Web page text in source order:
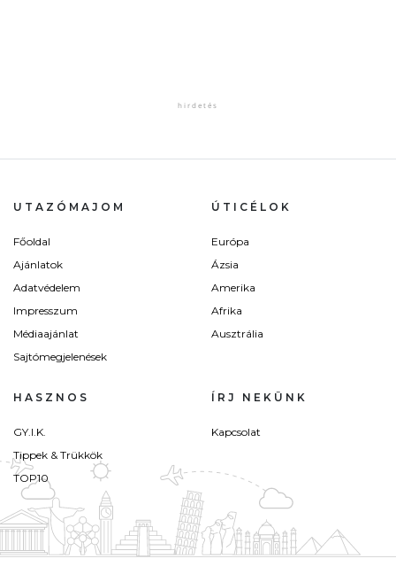
UTAZÓMAJOM
Főoldal
Ajánlatok
Adatvédelem
Impresszum
Médiaajánlat
Sajtómegjelenések
ÚTICÉLOK
Európa
Ázsia
Amerika
Afrika
Ausztrália
HASZNOS
GY.I.K.
Tippek & Trükkök
TOP10
ÍRJ NEKÜNK
Kapcsolat